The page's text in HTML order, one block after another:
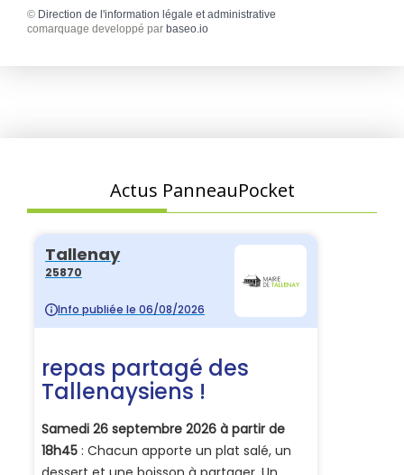
© Direction de l'information légale et administrative
comarquage developpé par baseo.io
Actus PanneauPocket